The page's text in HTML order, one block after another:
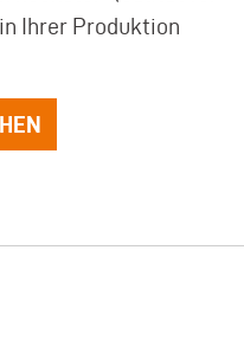
Ihrer Produktion